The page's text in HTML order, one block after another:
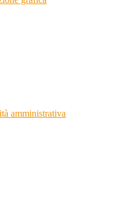
amministrativa